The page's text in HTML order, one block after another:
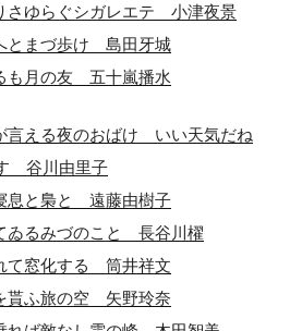
さゆらぐシガレエテ 小津夜景
とまづ歩け 島田牙城
も月の友 五十嵐播水
言える夜のおばけ いい天気だね
谷川由里子
息と梟と 遠藤由樹子
ゐるみづのこと 長谷川櫂
て窓化する 筒井祥文
貰ふ旅の空 矢野玲奈